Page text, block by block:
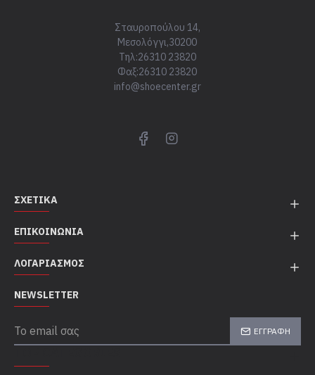
Σταυροπούλου 14,
Μεσολόγγι,30200
Τηλ:26310 23820
Φαξ:26310 23820
info@shoecenter.gr
ΣΧΕΤΙΚΆ
ΕΠΙΚΟΙΝΩΝΊΑ
ΛΟΓΑΡΙΑΣΜΌΣ
NEWSLETTER
ΕΓΓΡΑΦΉ